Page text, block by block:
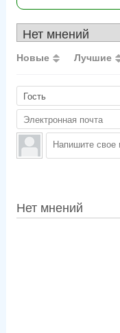
Новые Лучшие
Нет мнений